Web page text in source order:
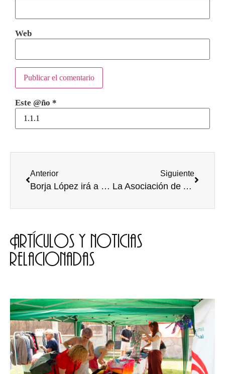
Web
Este @ño *
Anterior
Borja López irá a Indonesia tras ganar la medalla de oro en la Olimpiada de Física nacional
Siguiente
La Asociación de Antiguos Alumnos beca a los estudiantes de máster con dificultades económicas
Artículos y noticias
relacionadas